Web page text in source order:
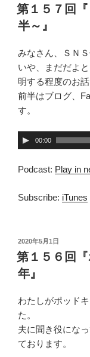
稿
日:
第１５７回
半～』
みなさん、ＳＮ
いや、まだだよ
明する程度のお話
前半はブログ、
す。
音
声
プ
ー
00:00
Podcast: Play in
Subscribe: iTunes
投
稿
日:
2020年5月1日
第１５６回
年』
わたしがポッド
た。
夫に聞き役にな
ております。